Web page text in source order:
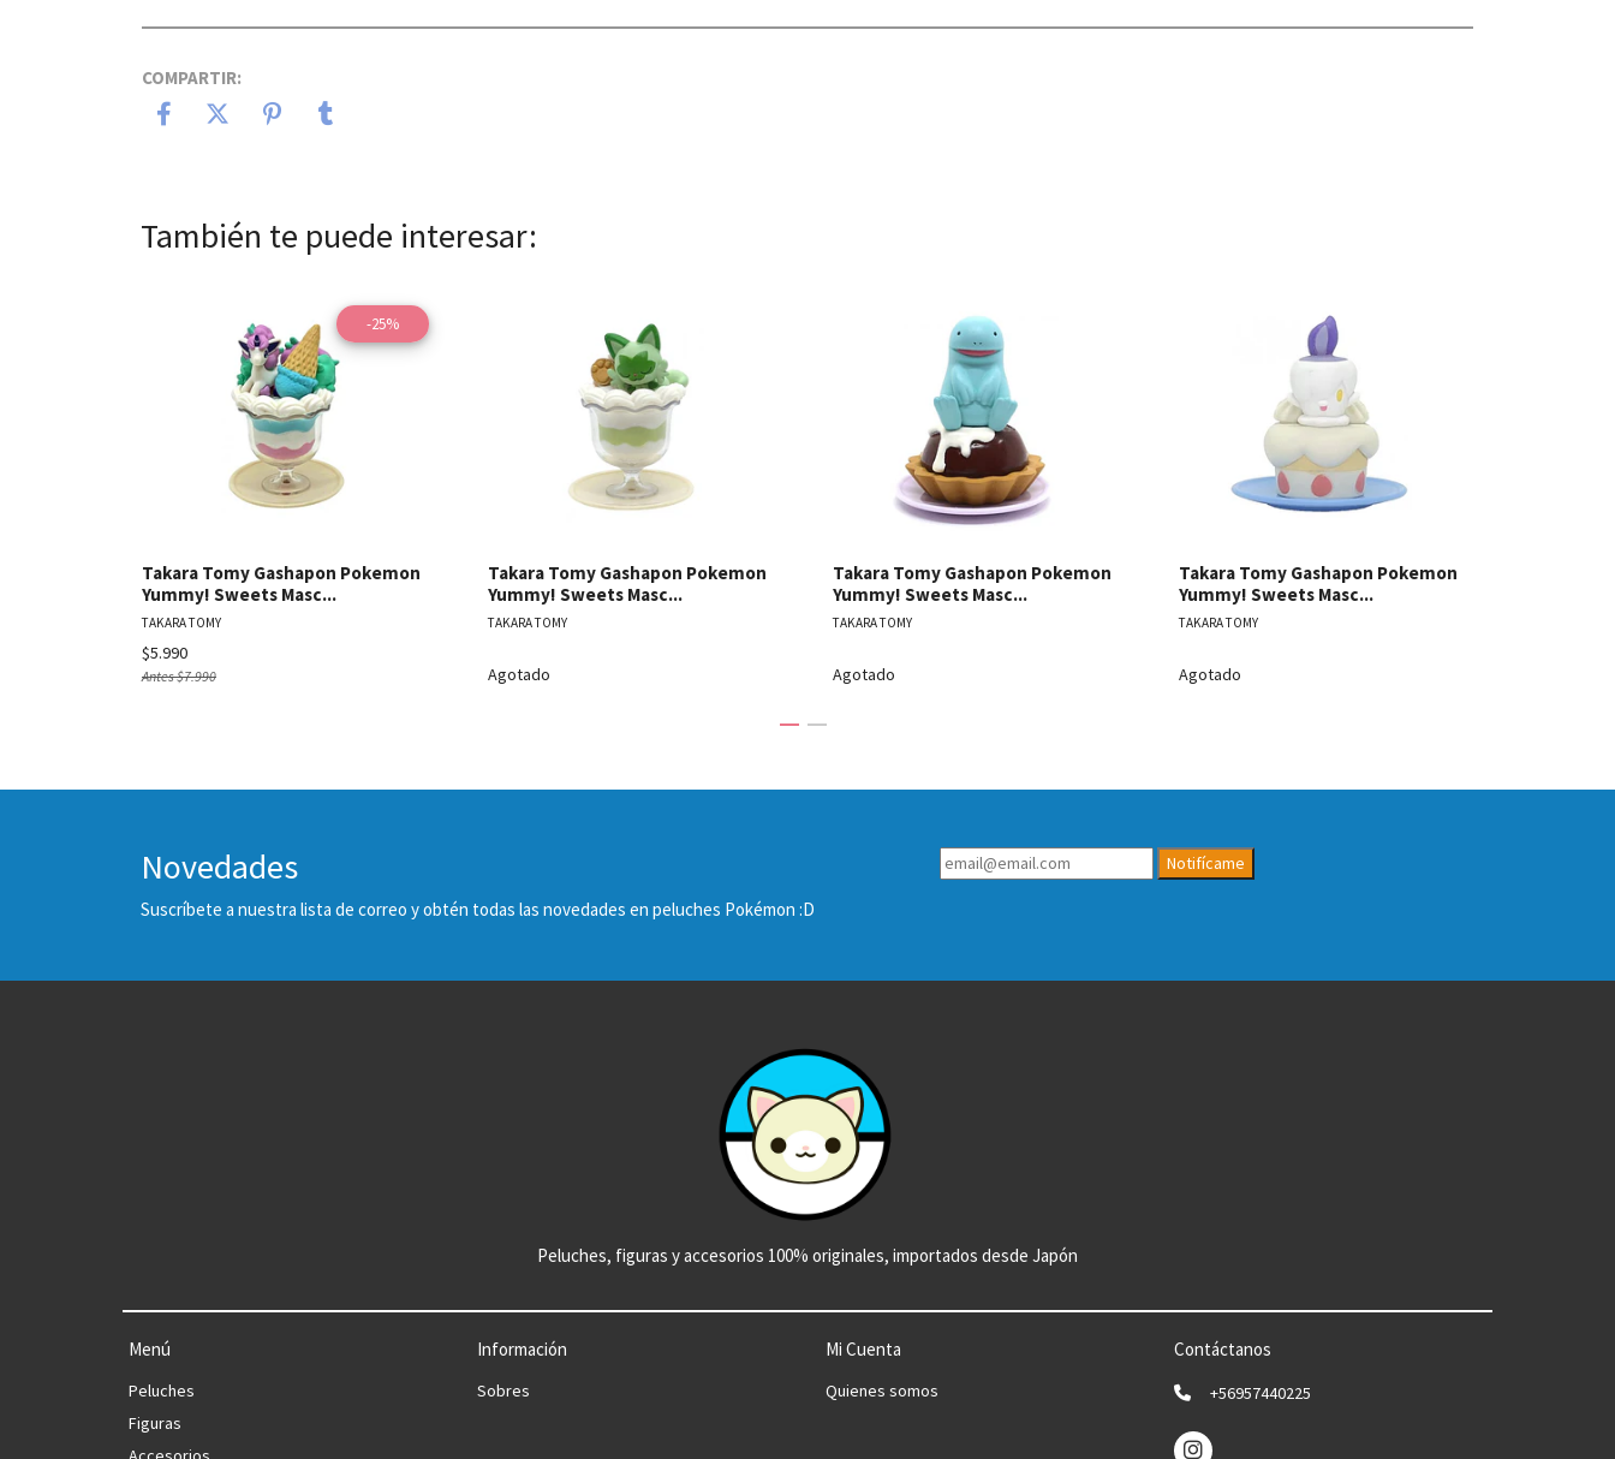
COMPARTIR:
También te puede interesar:
-25%
Ver detalles
Takara Tomy Gashapon Pokemon
Yummy! Sweets Masc...
TAKARA TOMY
$5.990
Antes$7.990
Takara Tomy Gashapon Pokemon
Yummy! Sweets Masc...
TAKARA TOMY
Agotado
Takara Tomy Gashapon Pokemon
Yummy! Sweets Masc...
TAKARA TOMY
Agotado
Takara Tomy Gashapon Pokemon
Yummy! Sweets Masc...
TAKARA TOMY
Agotado
Novedades
Suscríbete a nuestra lista de correo y obtén todas las novedades en peluches Pokémon :D
Notifícame
Peluches, figuras y accesorios 100% originales, importados desde Japón
Menú
Peluches
Figuras
Información
Sobres
Mi Cuenta
Quienes somos
Contáctanos
+56957440225